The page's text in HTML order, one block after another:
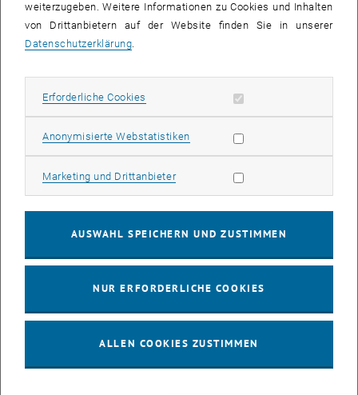
Komponenten um zu
gewinnen", sagt
Teammitglied Mathias
Rundenzeit, eine solide
Kollisionsvermeidung und
eine aggressive Taktik beim
Start. Alle Teams schafften
es, ein oder zwei dieser
Punkte gut umzusetzen. Aber
drei zuverlässig miteinander
kombinieren."
"Das ist für uns ein
angesichts der Tatsache,
dass die TU Wien zum
Wettbewerb dabei war“, sagt
Radu Grosu. „Es war sicher
weiterzugeben. Weitere Informationen zu Cookies und Inhalten
von Drittanbietern auf der Website finden Sie in unserer
Datenschutzerklärung.
Erforderliche Cookies Erforderliche Cookies zulassen
Anonymisierte WebstatistikenStatistik Cookies zulassen
Marketing und DrittanbieterMarketing Cookies zulassen
AUSWAHL SPEICHERN UND ZUSTIMMEN
NUR ERFORDERLICHE COOKIES
ALLEN COOKIES ZUSTIMMEN